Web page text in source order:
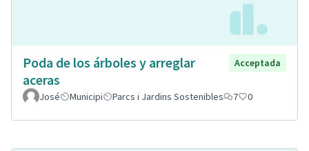
Poda de los árboles y arreglar
aceras
Acceptada
José Municipi Parcs i Jardins Sostenibles 7 0